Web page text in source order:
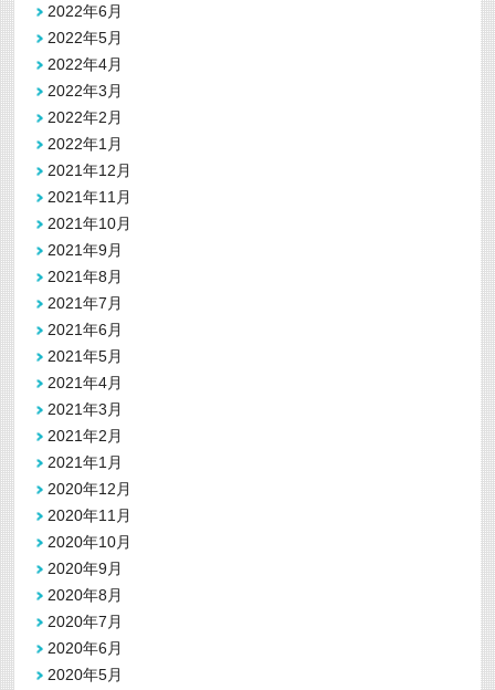
2022年6月
2022年5月
2022年4月
2022年3月
2022年2月
2022年1月
2021年12月
2021年11月
2021年10月
2021年9月
2021年8月
2021年7月
2021年6月
2021年5月
2021年4月
2021年3月
2021年2月
2021年1月
2020年12月
2020年11月
2020年10月
2020年9月
2020年8月
2020年7月
2020年6月
2020年5月